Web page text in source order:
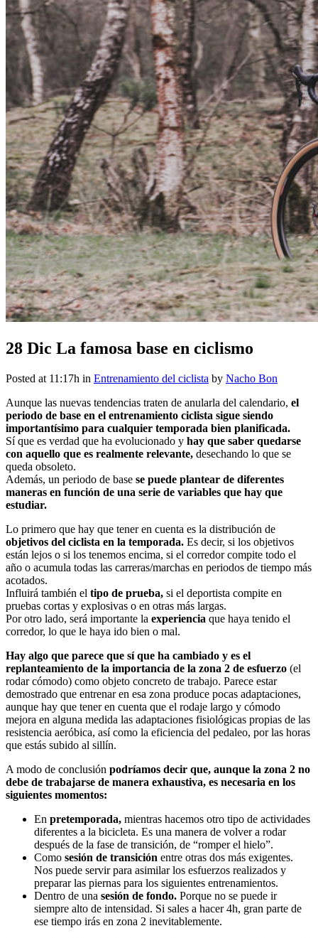
La famosa base en ciclismo
28 Dic La famosa base en ciclismo
Posted at 11:17h in Entrenamiento del ciclista by Nacho Bon
Aunque las nuevas tendencias traten de anularla del calendario, el
periodo de base en el entrenamiento ciclista sigue siendo
importantísimo para cualquier temporada bien planificada.
Sí que es verdad que ha evolucionado y hay que saber quedarse
con aquello que es realmente relevante, desechando lo que se
queda obsoleto.
Además, un periodo de base se puede plantear de diferentes
maneras en función de una serie de variables que hay que
estudiar.
Lo primero que hay que tener en cuenta es la distribución de
objetivos del ciclista en la temporada. Es decir, si los objetivos
están lejos o si los tenemos encima, si el corredor compite todo el
año o acumula todas las carreras/marchas en periodos de tiempo más
acotados.
Influirá también el tipo de prueba, si el deportista compite en
pruebas cortas y explosivas o en otras más largas.
Por otro lado, será importante la experiencia que haya tenido el
corredor, lo que le haya ido bien o mal.
Hay algo que parece que sí que ha cambiado y es el
replanteamiento de la importancia de la zona 2 de esfuerzo (el
rodar cómodo) como objeto concreto de trabajo. Parece estar
demostrado que entrenar en esa zona produce pocas adaptaciones,
aunque hay que tener en cuenta que el rodaje largo y cómodo
mejora en alguna medida las adaptaciones fisiológicas propias de las
resistencia aeróbica, así como la eficiencia del pedaleo, por las horas
que estás subido al sillín.
A modo de conclusión podríamos decir que, aunque la zona 2 no
debe de trabajarse de manera exhaustiva, es necesaria en los
siguientes momentos:
En pretemporada, mientras hacemos otro tipo de actividades
diferentes a la bicicleta. Es una manera de volver a rodar
después de la fase de transición, de “romper el hielo”.
Como sesión de transición entre otras dos más exigentes.
Nos puede servir para asimilar los esfuerzos realizados y
preparar las piernas para los siguientes entrenamientos.
Dentro de una sesión de fondo. Porque no se puede ir
siempre alto de intensidad. Si sales a hacer 4h, gran parte de
ese tiempo irás en zona 2 inevitablemente.